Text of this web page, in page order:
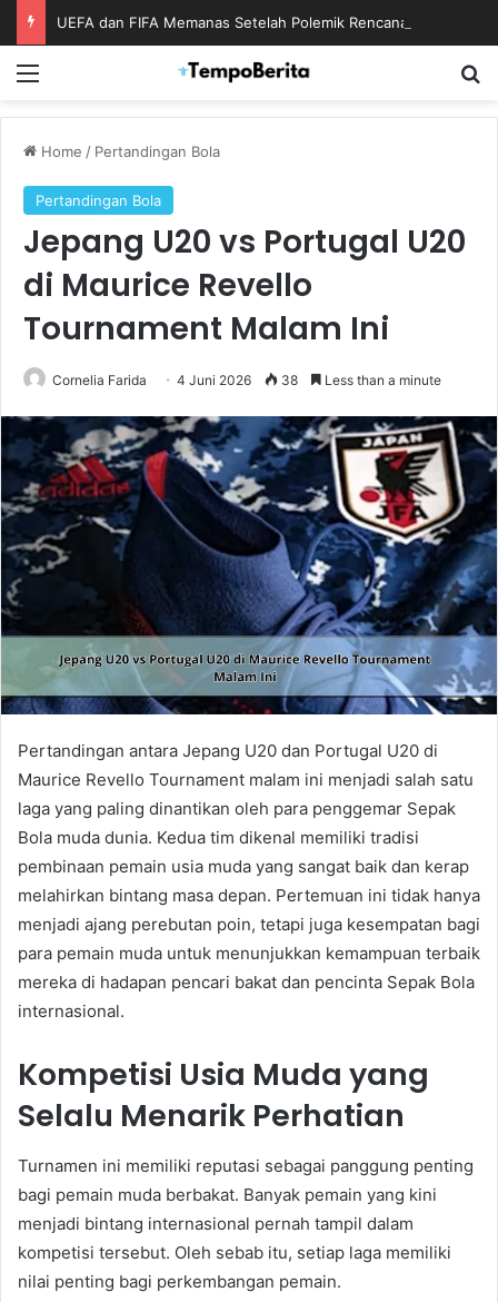
Home / Pertandingan Bola
Pertandingan Bola
Jepang U20 vs Portugal U20
di Maurice Revello
Tournament Malam Ini
Cornelia Farida 4 Juni 2026 38 Less than a minute
Pertandingan antara Jepang U20 dan Portugal U20 di
Maurice Revello Tournament malam ini menjadi salah satu
laga yang paling dinantikan oleh para penggemar Sepak
Bola muda dunia. Kedua tim dikenal memiliki tradisi
pembinaan pemain usia muda yang sangat baik dan kerap
melahirkan bintang masa depan. Pertemuan ini tidak hanya
menjadi ajang perebutan poin, tetapi juga kesempatan bagi
para pemain muda untuk menunjukkan kemampuan terbaik
mereka di hadapan pencari bakat dan pencinta Sepak Bola
internasional.
Kompetisi Usia Muda yang
Selalu Menarik Perhatian
Turnamen ini memiliki reputasi sebagai panggung penting
bagi pemain muda berbakat. Banyak pemain yang kini
menjadi bintang internasional pernah tampil dalam
kompetisi tersebut. Oleh sebab itu, setiap laga memiliki
nilai penting bagi perkembangan pemain.